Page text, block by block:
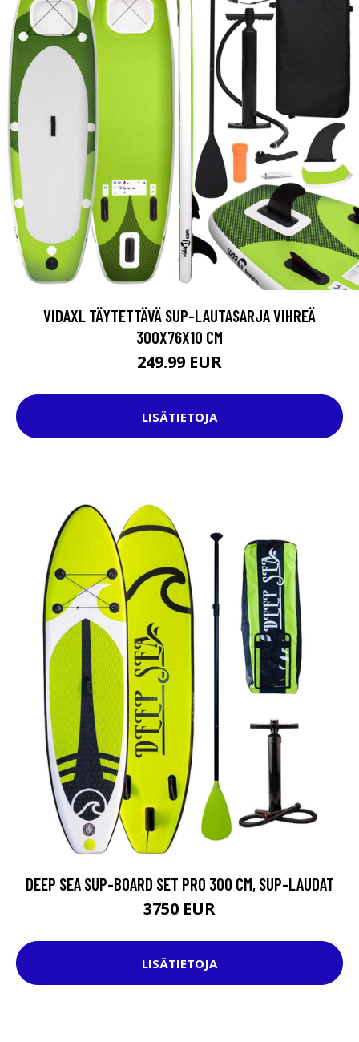
VIDAXL TÄYTETTÄVÄ SUP-LAUTASARJA VIHREÄ
300X76X10 CM
249.99 EUR
LISÄTIETOJA
DEEP SEA SUP-BOARD SET PRO 300 CM, SUP-LAUDAT
3750 EUR
LISÄTIETOJA